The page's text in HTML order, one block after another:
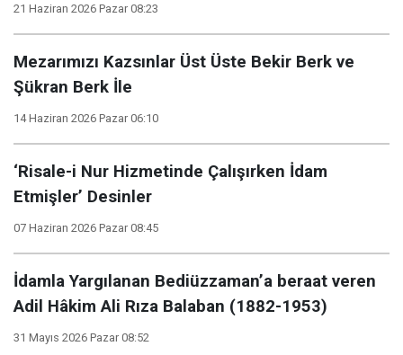
21 Haziran 2026 Pazar 08:23
Mezarımızı Kazsınlar Üst Üste Bekir Berk ve
Şükran Berk İle
14 Haziran 2026 Pazar 06:10
‘Risale-i Nur Hizmetinde Çalışırken İdam
Etmişler’ Desinler
07 Haziran 2026 Pazar 08:45
İdamla Yargılanan Bediüzzaman’a beraat veren
Adil Hâkim Ali Rıza Balaban (1882-1953)
31 Mayıs 2026 Pazar 08:52